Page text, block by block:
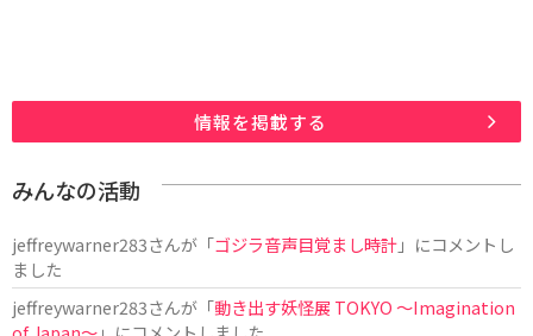
情報を掲載する
みんなの活動
jeffreywarner283さんが「ゴジラ音声目覚まし時計」にコメントし
ました
jeffreywarner283さんが「動き出す妖怪展 TOKYO 〜Imagination